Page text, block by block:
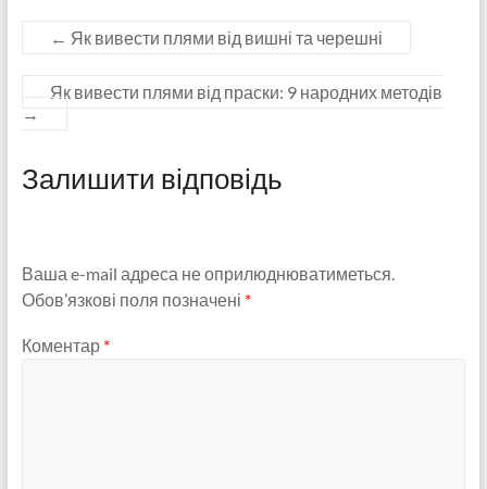
← Як вивести плями від вишні та черешні
Як вивести плями від праски: 9 народних методів
→
Залишити відповідь
Ваша e-mail адреса не оприлюднюватиметься.
Обов’язкові поля позначені *
Коментар *